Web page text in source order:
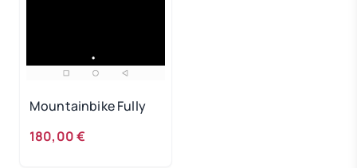
Mountainbike Fully
180,00 €